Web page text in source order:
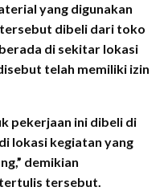
yang digunakan
dibeli dari toko
di sekitar lokasi
telah memiliki izin
pekerjaan ini dibeli di
lokasi kegiatan yang
demikian
tersebut.